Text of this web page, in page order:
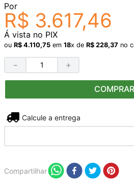
Por
R$ 3.617,46
Á vista no PIX
ou R$ 4.110,75 em 18x de R$ 228,37 no
＋
－
COMPRAR
Não sei meu CEP
Compartilhar